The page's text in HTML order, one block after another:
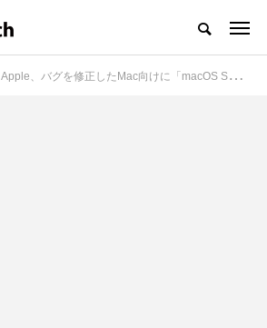
Apple、バグを修正したMac向けに「macOS Sonoma 14.4.1」リリース